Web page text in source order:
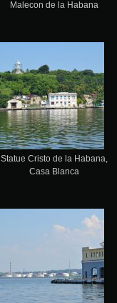
Malecon de la Habana
Statue Cristo de la Habana,
Casa Blanca